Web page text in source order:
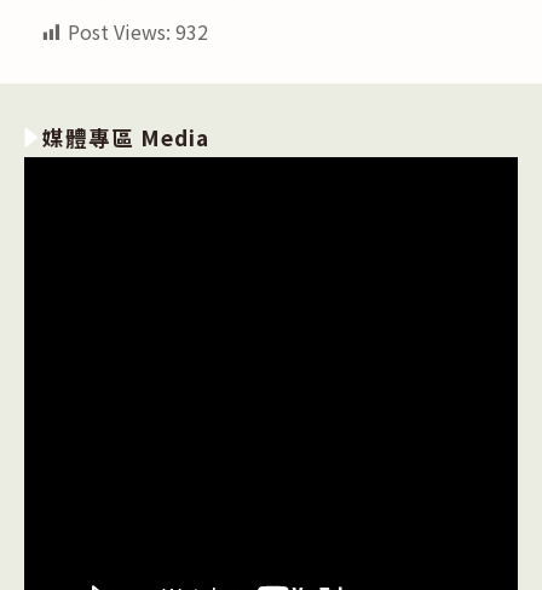
Post Views: 932
媒體專區 Media